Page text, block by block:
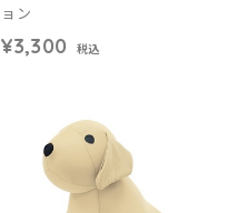
ョン
¥3,300 税込